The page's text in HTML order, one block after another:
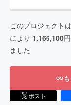
このプロジェクトは
により 1,166,100
ました
ポスト